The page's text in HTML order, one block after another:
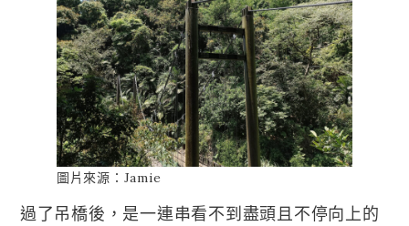
圖片來源：Jamie
過了吊橋後，是一連串看不到盡頭且不停向上的